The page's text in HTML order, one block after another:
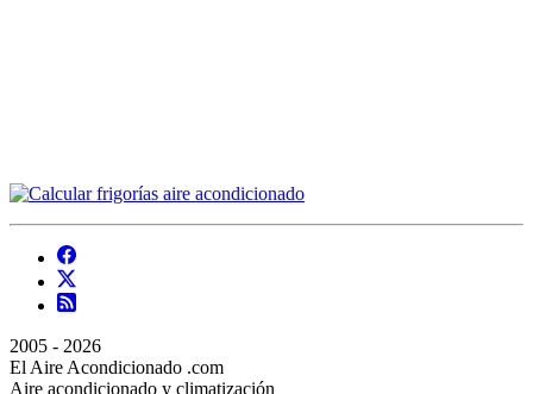
2005 - 2026
El Aire Acondicionado .com
Aire acondicionado y climatización